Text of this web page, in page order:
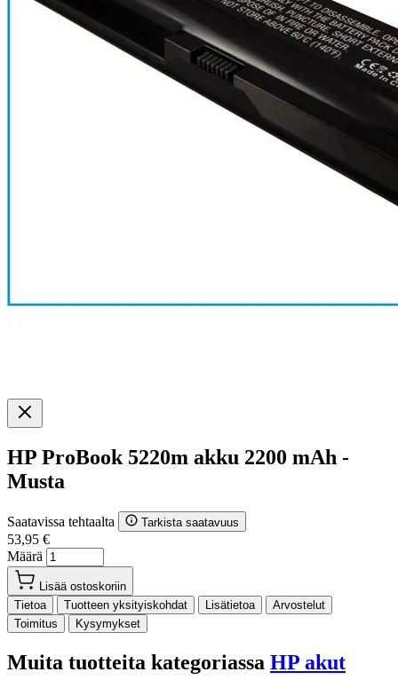
HP ProBook 5220m akku 2200 mAh -
Musta
Saatavissa tehtaalta Tarkista saatavuus
53,95 €
Määrä
Lisää ostoskoriin
Tietoa
Tuotteen yksityiskohdat Lisätietoa
Arvostelut
Toimitus
Kysymykset
Muita tuotteita kategoriassa HP akut